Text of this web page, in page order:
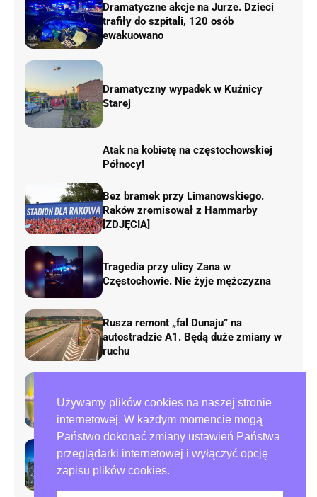
Używamy plików cookies na naszej stronie
internetowej. W każdym momencie mogą
Państwo dokonać zmiany ustawień Państwa
przeglądarki internetowej i wyłączyć opcję
zapisu plików cookies.
Dramatyczne akcje na Jurze. Dzieci
trafiły do szpitali, 120 osób
ewakuowano
Dramatyczny wypadek w Kuźnicy
Starej
Atak na kobietę na częstochowskiej
Północy!
Bez bramek przy Limanowskiego.
Raków zremisował z Hammarby
[ZDJĘCIA]
Tragedia przy ulicy Zana w
Częstochowie. Nie żyje mężczyzna
Rusza remont „fal Dunaju” na
autostradzie A1. Będą duże zmiany w
ruchu
AirShow Rudniki 2026. Dziś finał
pokazów lotniczych
Preparowanie kart w referendum.
Zawiadomienia do policji i ABW